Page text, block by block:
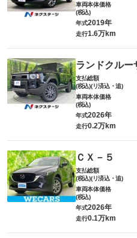
車両本体価格
(税込)
年式2019年
走行1.6万km
ランドクルー
支払総額
(税込)(リ済込・追)
車両本体価格
(税込)
年式2026年
走行0.2万km
ＣＸ－５
支払総額
(税込)(リ済込・追)
車両本体価格
(税込)
年式2026年
走行0.1万km